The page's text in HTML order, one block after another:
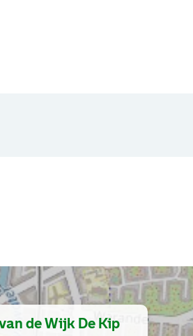
de Wijk De Kip